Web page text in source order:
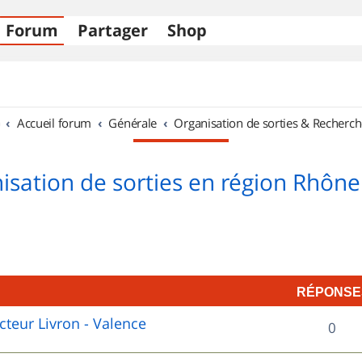
Forum Partager Shop
Accueil forum Générale Organisation de sorties &
de sorties en région
Livron - Valence 0R
é